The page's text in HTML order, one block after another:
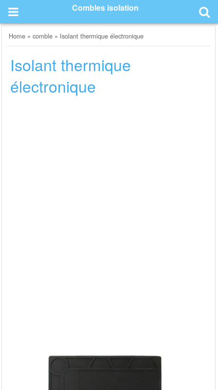
content
Combles isolation
Home »comble » Isolant thermique électronique
Isolant thermique
électronique